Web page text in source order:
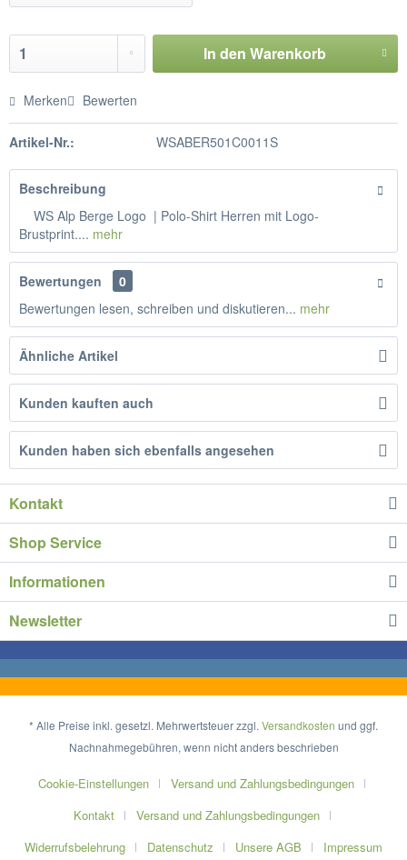
In den Warenkorb
Merken Bewerten
Artikel-Nr.: WSABER501C0011S
Beschreibung
WS Alp Berge Logo | Polo-Shirt Herren mit Logo-
Brustprint.... mehr
Bewertungen
0
Bewertungen lesen, schreiben und diskutieren... mehr
Ähnliche Artikel
Kunden kauften auch
Kunden haben sich ebenfalls angesehen
Kontakt
Shop Service
Informationen
Newsletter
* Alle Preise inkl. gesetzl. Mehrwertsteuer zzgl. Versandkosten und ggf.
Nachnahmegebühren, wenn nicht anders beschrieben
Cookie-Einstellungen
Versand und Zahlungsbedingungen
Kontakt
Versand und Zahlungsbedingungen
Widerrufsbelehrung
Datenschutz Unsere AGB Impressum